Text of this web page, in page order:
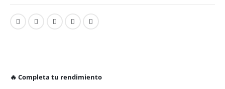
🔥 Completa tu rendimiento